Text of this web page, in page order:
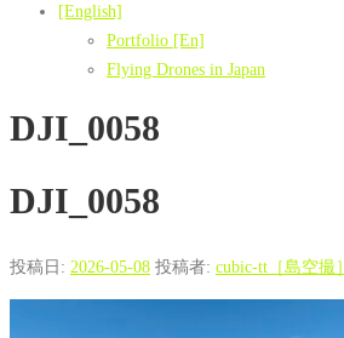
[English]
Portfolio [En]
Flying Drones in Japan
DJI_0058
DJI_0058
投稿日: 2026-05-08 投稿者: cubic-tt［島空撮］